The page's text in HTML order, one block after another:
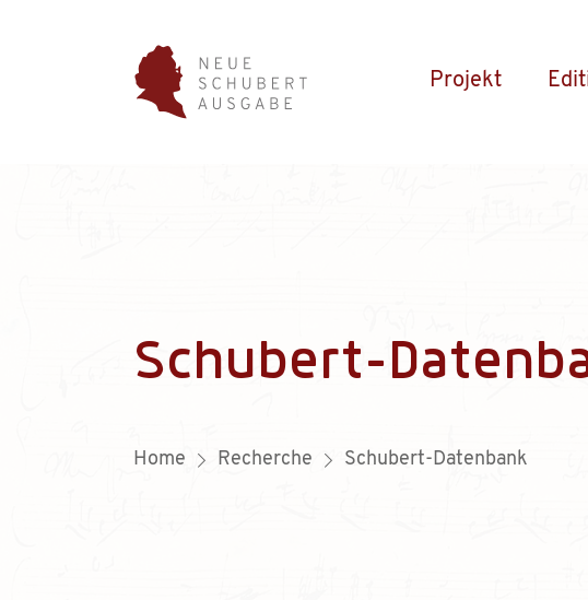
Projekt
Schubert-
Home Recherche Schubert-Datenbank